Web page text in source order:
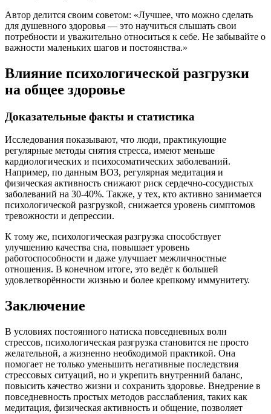
Автор делится своим советом: «Лучшее, что можно сделать
для душевного здоровья — это научиться слышать свои
потребности и уважительно относиться к себе. Не забывайте о
важности маленьких шагов и постоянства.»
Влияние психологической разгрузки
на общее здоровье
Доказательные факты и статистика
Исследования показывают, что люди, практикующие
регулярные методы снятия стресса, имеют меньше
кардиологических и психосоматических заболеваний.
Например, по данным ВОЗ, регулярная медитация и
физическая активность снижают риск сердечно-сосудистых
заболеваний на 30-40%. Также, у тех, кто активно занимается
психологической разгрузкой, снижается уровень симптомов
тревожности и депрессии.
К тому же, психологическая разгрузка способствует
улучшению качества сна, повышает уровень
работоспособности и даже улучшает межличностные
отношения. В конечном итоге, это ведёт к большей
удовлетворённости жизнью и более крепкому иммунитету.
Заключение
В условиях постоянного натиска повседневных волн
стрессов, психологическая разгрузка становится не просто
желательной, а жизненно необходимой практикой. Она
помогает не только уменьшить негативные последствия
стрессовых ситуаций, но и укрепить внутренний баланс,
повысить качество жизни и сохранить здоровье. Внедрение в
повседневность простых методов расслабления, таких как
медитация, физическая активность и общение, позволяет